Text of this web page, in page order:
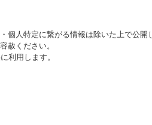
人特定に繋がる情報は除いた上で公開
赦ください。
利用します。